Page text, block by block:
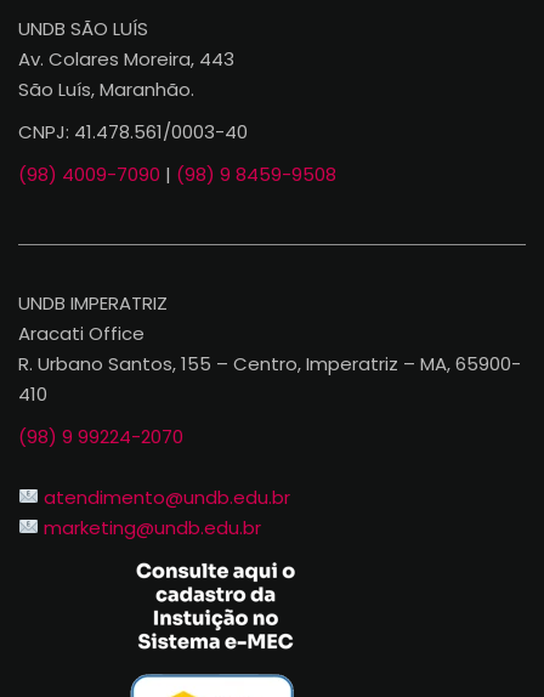
UNDB SÃO LUÍS
Av. Colares Moreira, 443
São Luís, Maranhão.
CNPJ: 41.478.561/0003-40
(98) 4009-7090 | (98) 9 8459-9508
UNDB IMPERATRIZ
Aracati Office
R. Urbano Santos, 155 – Centro, Imperatriz – MA, 65900-
410
(98) 9 99224-2070
atendimento@undb.edu.br
marketing@undb.edu.br